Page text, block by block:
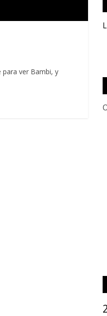
ver Bambi, y